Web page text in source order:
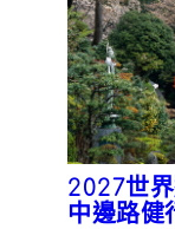
2027世
中邊路健